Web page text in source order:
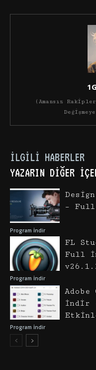
(Amansız
İLGILI HABERLER
YAZARIN DIĞER
Program İndir
– Full
Program İndir
FL
Full
Program İndir
Adobe
İndir